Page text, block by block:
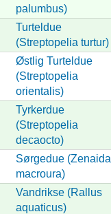
palumbus)
Turteldue
(Streptopelia turtur)
Østlig Turteldue
(Streptopelia
orientalis)
Tyrkerdue
(Streptopelia
decaocto)
Sørgedue (Zenaida
macroura)
Vandrikse (Rallus
aquaticus)